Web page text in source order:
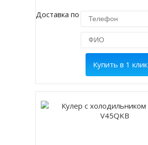
Доставка по Москве 450 руб.
Купить в 1 клик